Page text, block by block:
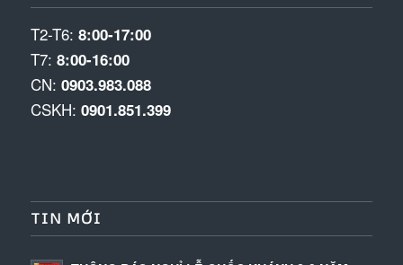
T2-T6: 8:00-17:00
T7: 8:00-16:00
CN: 0903.983.088
CSKH: 0901.851.399
TIN MỚI